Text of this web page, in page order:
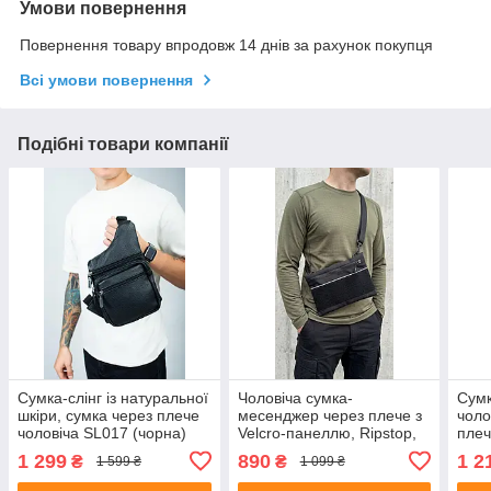
Умови повернення
Повернення товару впродовж 14 днів за рахунок покупця
Всі умови повернення
Подібні товари компанії
Сумка-слінг із натуральної
шкіри, сумка через плече
чоловіча SL017 (чорна)
1 299 ₴ 1 599 ₴
Чоловіча сумка-
месенджер через плече з
Velcro-панеллю, Ripstop,
890₴ 1 099 ₴ 1